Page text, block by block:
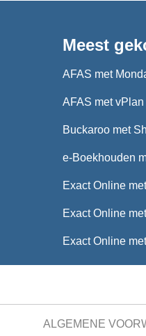
Meest
AFAS met
AFAS met vPlan
Buckaroo met
e-Boekhouden
Exact Online
Exact Online
Exact Online
ALGEMENE